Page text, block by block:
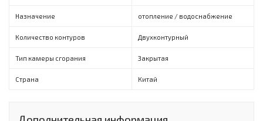
Назначение отопление / водоснабжение
Количество контуров Двухконтурный
Тип камеры сгорания Закрытая
Страна Китай